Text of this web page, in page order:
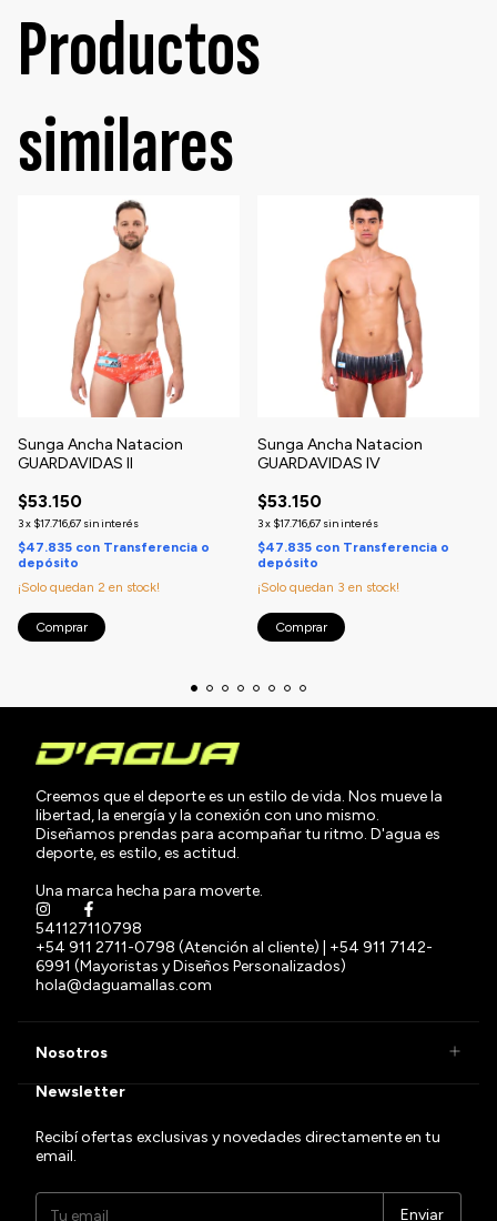
Productos
similares
Sunga Ancha Natacion
GUARDAVIDAS II
$53.150
3x $17.716,67 sin interés
$47.835 con Transferencia o
depósito
¡Solo quedan 2 en stock!
Comprar
Sunga Ancha Natacion
GUARDAVIDAS IV
$53.150
3x $17.716,67 sin interés
$47.835 con Transferencia o
depósito
¡Solo quedan 3 en stock!
Comprar
Creemos que el deporte es un estilo de vida. Nos mueve la
libertad, la energía y la conexión con uno mismo.
Diseñamos prendas para acompañar tu ritmo. D'agua es
deporte, es estilo, es actitud.
Una marca hecha para moverte.
541127110798
+54 911 2711-0798 (Atención al cliente) | +54 911 7142-
6991 (Mayoristas y Diseños Personalizados)
hola@daguamallas.com
Nosotros
Newsletter
Recibí ofertas exclusivas y novedades directamente en tu
email.